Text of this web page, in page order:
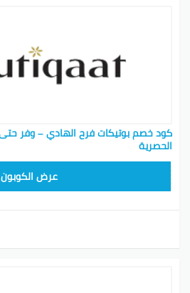
الحصرية
عرض الكوبون